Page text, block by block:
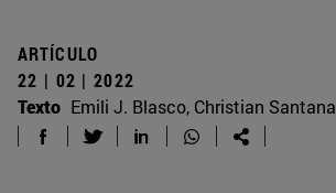
ARTÍCULO
22 | 02 | 2022
Texto Emili J. Blasco, Christian Santana